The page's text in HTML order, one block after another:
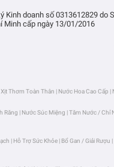
Kinh doanh số 0313612829 do
Minh cấp ngày 13/01/2016
Xịt Thơm Toàn Thân | Nước Hoa Cao Cấp |
Răng | Nước Súc Miệng |Tăm Nước / Chỉ
| Hỗ Trợ Sức Khỏe | Bổ Gan / Giải Rượu |